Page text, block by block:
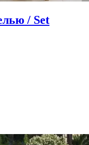
/ Set